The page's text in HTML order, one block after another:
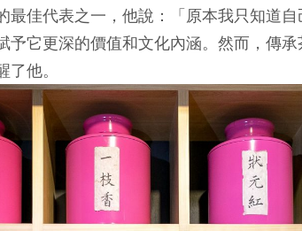
最佳代表之一，他說：「原本我只知道
予它更深的價值和文化內涵。然而，傳
他。